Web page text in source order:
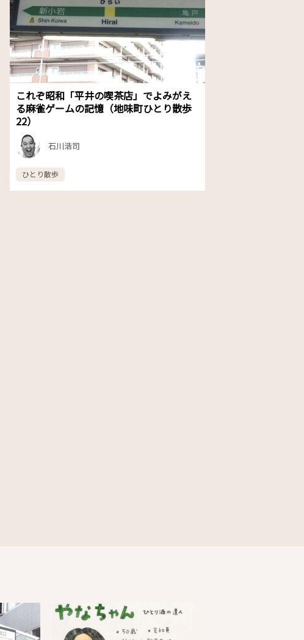
これぞ昭和「平井の喫茶店」でよみがえ
る麻雀ゲームの記憶（地味町ひとり散歩
22）
石川浩司
ひとり散歩